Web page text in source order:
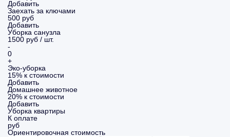
Добавить
Заехать за ключами
500 руб
Добавить
Уборка санузла
1500 руб / шт.
-
0
+
Эко-уборка
15% к стоимости
Добавить
Домашнее животное
20% к стоимости
Добавить
Уборка квартиры
К оплате
руб
Ориентировочная стоимость